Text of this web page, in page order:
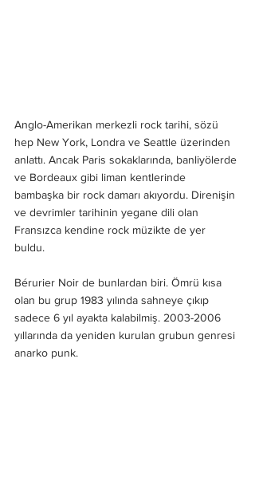
Anglo-Amerikan merkezli rock tarihi, sözü
hep New York, Londra ve Seattle üzerinden
anlattı. Ancak Paris sokaklarında, banliyölerde
ve Bordeaux gibi liman kentlerinde
bambaşka bir rock damarı akıyordu. Direnişin
ve devrimler tarihinin yegane dili olan
Fransızca kendine rock müzikte de yer
buldu.
Bérurier Noir de bunlardan biri. Ömrü kısa
olan bu grup 1983 yılında sahneye çıkıp
sadece 6 yıl ayakta kalabilmiş. 2003-2006
yıllarında da yeniden kurulan grubun genresi
anarko punk.